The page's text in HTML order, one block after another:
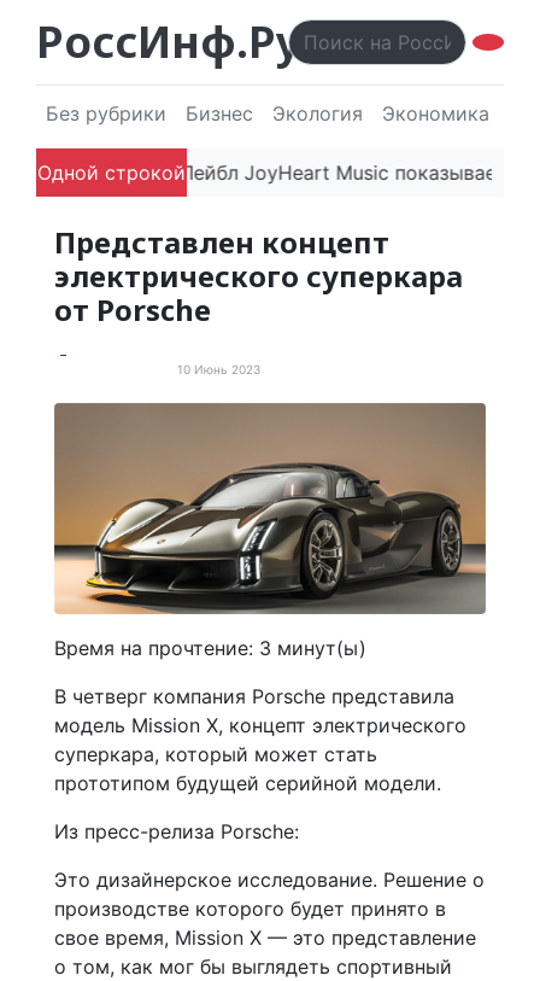
РоссИнф.Ру
Без рубрики Бизнес Экология Экономика
Одной строкой
Лейбл JoyHeart Music показывает пример
Представлен концепт
электрического суперкара
от Porsche
10 Июнь 2023
Время на прочтение: 3 минут(ы)
В четверг компания Porsche представила
модель Mission X, концепт электрического
суперкара, который может стать
прототипом будущей серийной модели.
Из пресс-релиза Porsche:
Это дизайнерское исследование. Решение о
производстве которого будет принято в
свое время, Mission X — это представление
о том, как мог бы выглядеть спортивный